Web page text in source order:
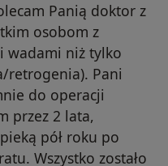
Panią doktor z
osobom z
wadami niż tylko
retrogenia). Pani
do operacji
przez 2 lata,
pół roku po
Wszystko zostało